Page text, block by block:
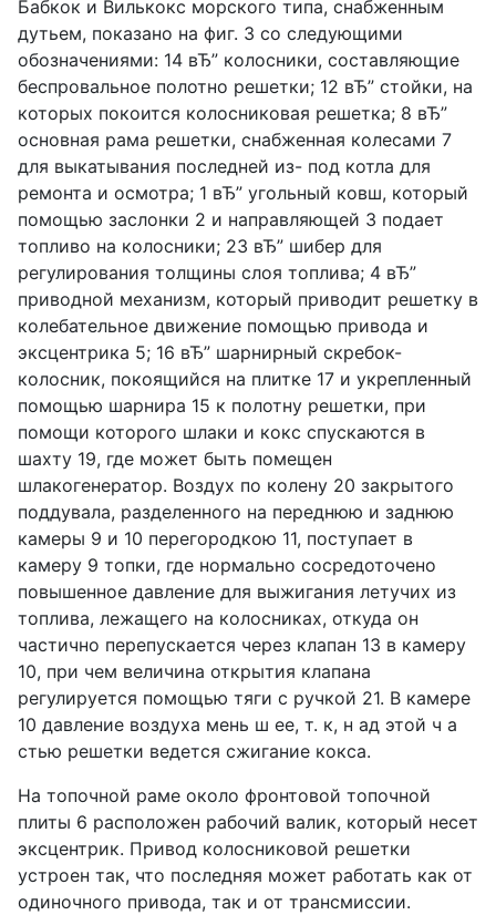
Бабкок и Вилькокс морского типа, снабженным
дутьем, показано на фиг. 3 со следующими
обозначениями: 14 вЂ” колосники, составляющие
беспровальное полотно решетки; 12 вЂ” стойки, на
которых покоится колосниковая решетка; 8 вЂ”
основная рама решетки, снабженная колесами 7
для выкатывания последней из- под котла для
ремонта и осмотра; 1 вЂ” угольный ковш, который
помощью заслонки 2 и направляющей 3 подает
топливо на колосники; 23 вЂ” шибер для
регулирования толщины слоя топлива; 4 вЂ”
приводной механизм, который приводит решетку в
колебательное движение помощью привода и
эксцентрика 5; 16 вЂ” шарнирный скребок-
колосник, покоящийся на плитке 17 и укрепленный
помощью шарнира 15 к полотну решетки, при
помощи которого шлаки и кокс спускаются в
шахту 19, где может быть помещен
шлакогенератор. Воздух по колену 20 закрытого
поддувала, разделенного на переднюю и заднюю
камеры 9 и 10 перегородкою 11, поступает в
камеру 9 топки, где нормально сосредоточено
повышенное давление для выжигания летучих из
топлива, лежащего на колосниках, откуда он
частично перепускается через клапан 13 в камеру
10, при чем величина открытия клапана
регулируется помощью тяги с ручкой 21. В камере
10 давление воздуха мень ш ее, т. к, н ад этой ч а
стью решетки ведется сжигание кокса.
На топочной раме около фронтовой топочной
плиты 6 расположен рабочий валик, который несет
эксцентрик. Привод колосниковой решетки
устроен так, что последняя может работать как от
одиночного привода, так и от трансмиссии.